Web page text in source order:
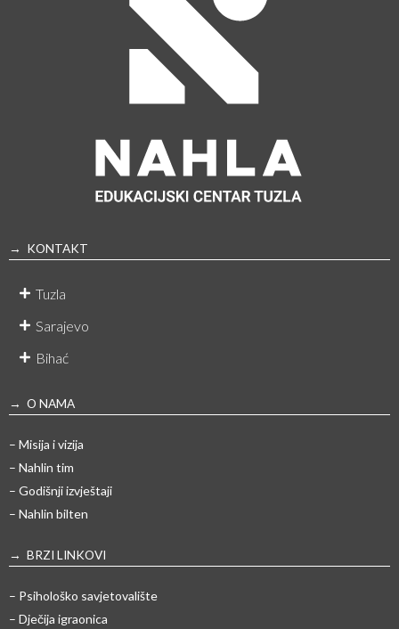
→ KONTAKT
Tuzla
Sarajevo
Bihać
→ O NAMA
– Misija i vizija
– Nahlin tim
– Godišnji izvještaji
– Nahlin bilten
→ BRZI LINKOVI
– Psihološko savjetovalište
– Dječija igraonica